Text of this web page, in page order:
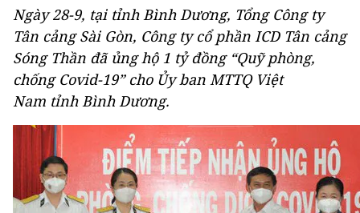
Ngày 28-9, tại tỉnh Bình Dương, Tổng Công ty
Tân cảng Sài Gòn, Công ty cổ phần ICD Tân cảng
Sóng Thần đã ủng hộ 1 tỷ đồng “Quỹ phòng,
chống Covid-19” cho Ủy ban MTTQ Việt
Nam tỉnh Bình Dương.